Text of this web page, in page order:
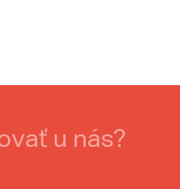
u nás?